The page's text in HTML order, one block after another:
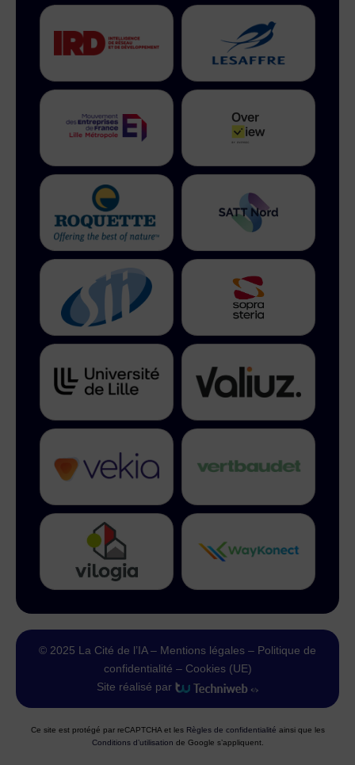
© 2025 La Cité de l’IA – Mentions légales – Politique de
confidentialité – Cookies (UE)
Site réalisé par
Ce site est protégé par reCAPTCHA et les Règles de confidentialité ainsi que les
Conditions d’utilisation de Google s’appliquent.